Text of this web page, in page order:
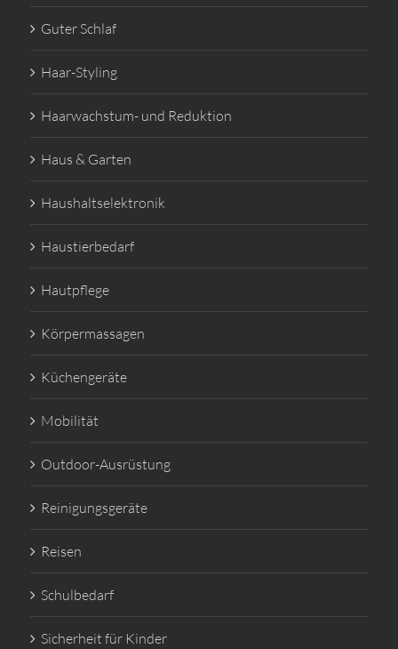
Guter Schlaf
Haar-Styling
Haarwachstum- und Reduktion
Haus & Garten
Haushaltselektronik
Haustierbedarf
Hautpflege
Körpermassagen
Küchengeräte
Mobilität
Outdoor-Ausrüstung
Reinigungsgeräte
Reisen
Schulbedarf
Sicherheit für Kinder